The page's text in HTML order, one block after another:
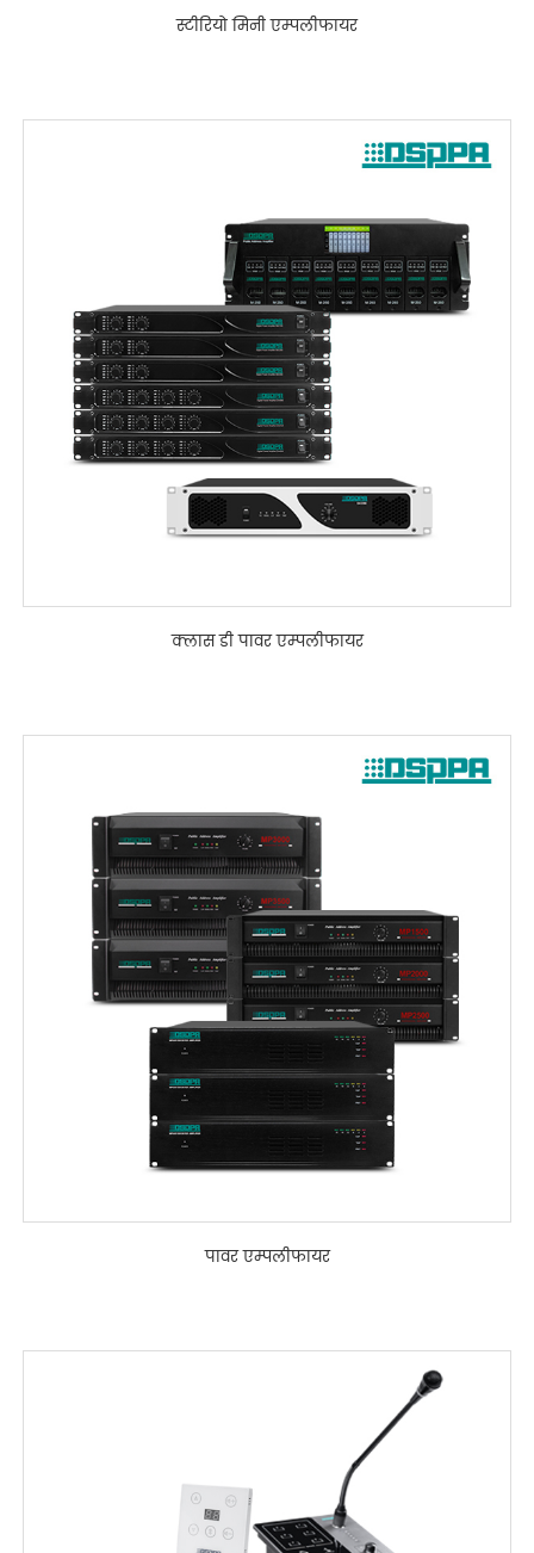
स्टीरियो मिनी एम्पलीफायर
क्लास डी पावर एम्पलीफायर
पावर एम्पलीफायर